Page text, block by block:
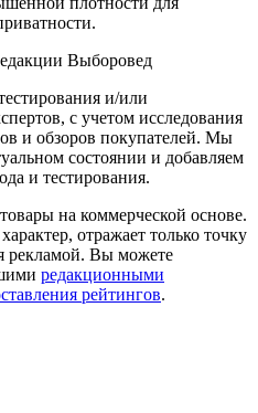
Выборовед
и/или
с учетом исследования
и обзоров покупателей. Мы
состоянии и добавляем
и тестирования.
на коммерческой основе.
отражает только точку
рекламой. Вы можете
редакционными
рейтингов.